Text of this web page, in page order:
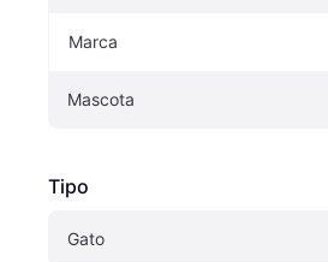
Marca
Mascota
Tipo
Gato